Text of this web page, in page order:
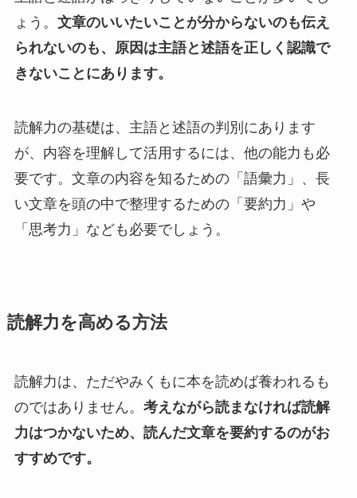
ょう。 文章のいいたいことが分からないのも伝え
られないのも、原因は主語と述語を正しく認識で
きないことにあります。
読解力の基礎は、主語と述語の判別にあります
が、内容を理解して活用するには、他の能力も必
要です。文章の内容を知るための「語彙力」、長
い文章を頭の中で整理するための「要約力」や
「思考力」なども必要でしょう。
読解力を高める方法
読解力は、ただやみくもに本を読めば養われるも
のではありません。 考えながら読まなければ読解
力はつかないため、読んだ文章を要約するのがお
すすめです。